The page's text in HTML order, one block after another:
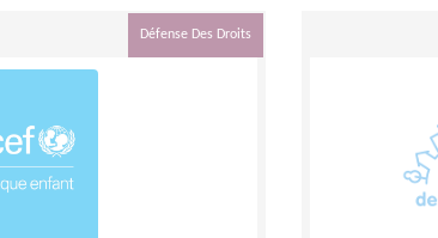
Défense Des Droits